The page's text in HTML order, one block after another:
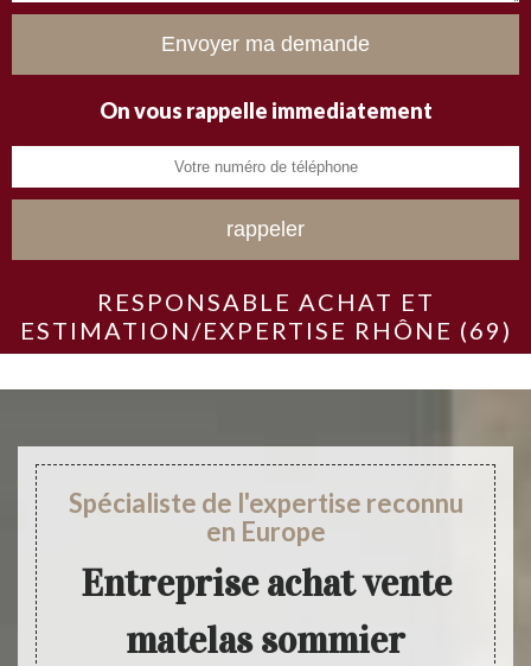
On vous rappelle immediatement
RESPONSABLE ACHAT ET
ESTIMATION/EXPERTISE RHÔNE (69)
Spécialiste de l'expertise reconnu
en Europe
Entreprise achat vente
matelas sommier